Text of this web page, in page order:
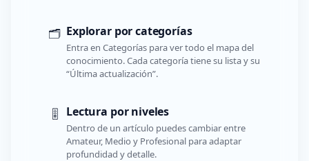
🗂️ Explorar por categorías
Entra en Categorías para ver todo el mapa del
conocimiento. Cada categoría tiene su lista y su
“Última actualización”.
🎚️ Lectura por niveles
Dentro de un artículo puedes cambiar entre
Amateur, Medio y Profesional para adaptar
profundidad y detalle.